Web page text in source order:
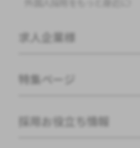
求人企業様
特集ページ
採用お役立ち情報